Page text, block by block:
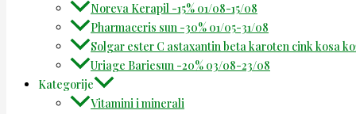
Noreva Kerapil -15% 01/08-15/08
Pharmaceris sun -30% 01/05-31/08
Solgar ester C astaxantin beta karoten cink kosa
Uriage Bariesun -20% 03/08-23/08
Kategorije
Vitamini i minerali